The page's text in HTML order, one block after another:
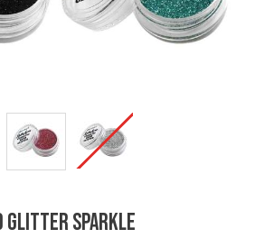
Glitter Sparkle